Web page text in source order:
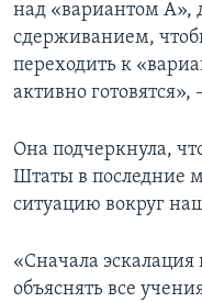
над «вариантом А»,
сдерживанием,
переходить к
активно
Она подчеркнула,
Штаты в последние
ситуацию вокруг
«Сначала эскалация
объяснять все